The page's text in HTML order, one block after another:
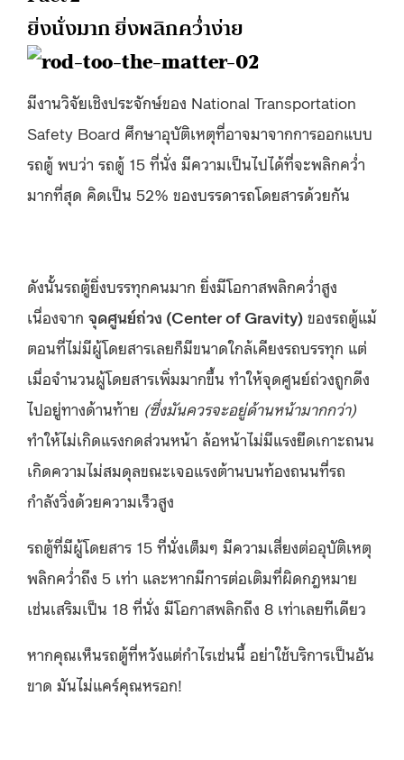
ยิ่งนั่งมาก ยิ่งพลิกคว่ำง่าย
มีงานวิจัยเชิงประจักษ์ของ National Transportation
Safety Board ศึกษาอุบัติเหตุที่อาจมาจากการออกแบบ
รถตู้ พบว่า รถตู้ 15 ที่นั่ง มีความเป็นไปได้ที่จะพลิกคว่ำ
มากที่สุด คิดเป็น 52% ของบรรดารถโดยสารด้วยกัน
ดังนั้นรถตู้ยิ่งบรรทุกคนมาก ยิ่งมีโอกาสพลิกคว่ำสูง
เนื่องจาก จุดศูนย์ถ่วง (Center of Gravity) ของรถตู้แม้
ตอนที่ไม่มีผู้โดยสารเลยก็มีขนาดใกล้เคียงรถบรรทุก แต่
เมื่อจำนวนผู้โดยสารเพิ่มมากขึ้น ทำให้จุดศูนย์ถ่วงถูกดึง
ไปอยู่ทางด้านท้าย (ซึ่งมันควรจะอยู่ด้านหน้ามากกว่า)
ทำให้ไม่เกิดแรงกดส่วนหน้า ล้อหน้าไม่มีแรงยึดเกาะถนน
เกิดความไม่สมดุลขณะเจอแรงต้านบนท้องถนนที่รถ
กำลังวิ่งด้วยความเร็วสูง
รถตู้ที่มีผู้โดยสาร 15 ที่นั่งเต็มๆ มีความเสี่ยงต่ออุบัติเหตุ
พลิกคว่ำถึง 5 เท่า และหากมีการต่อเติมที่ผิดกฎหมาย
เช่นเสริมเป็น 18 ที่นั่ง มีโอกาสพลิกถึง 8 เท่าเลยทีเดียว
หากคุณเห็นรถตู้ที่หวังแต่กำไรเช่นนี้ อย่าใช้บริการเป็นอัน
ขาด มันไม่แคร์คุณหรอก!